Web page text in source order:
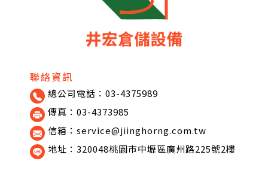
聯絡資訊
總公司電話：03-4375989
傳真：03-4373985
信箱：service@jiinghorng.com.tw
地址：320048桃園市中壢區廣州路225號2樓